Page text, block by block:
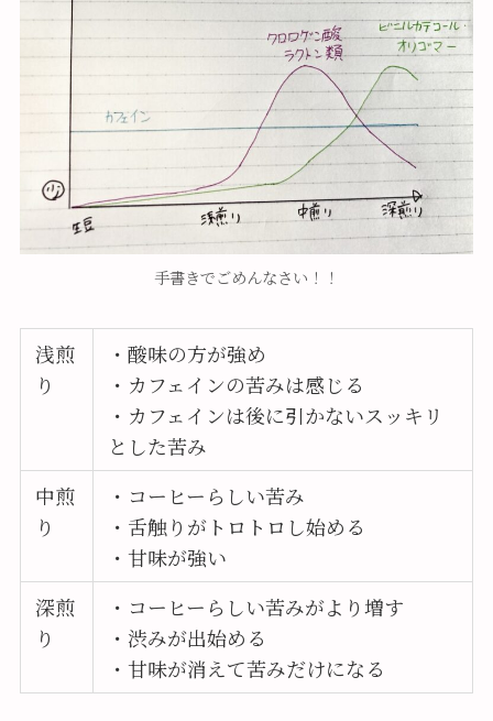
手書きでごめんなさい！！
浅煎
り
・酸味の方が強め
・カフェインの苦みは感じる
・カフェインは後に引かないスッキリ
とした苦み
中煎
り
・コーヒーらしい苦み
・舌触りがトロトロし始める
・甘味が強い
深煎
り
・コーヒーらしい苦みがより増す
・渋みが出始める
・甘味が消えて苦みだけになる